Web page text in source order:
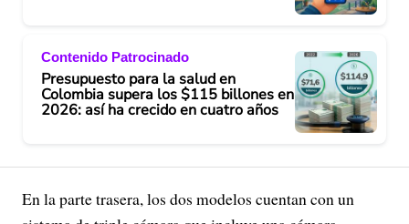
Contenido Patrocinado
Presupuesto para la salud en
Colombia supera los $115 billones en
2026: así ha crecido en cuatro años
En la parte trasera, los dos modelos cuentan con un